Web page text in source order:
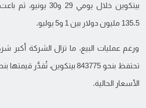
بيتكوين خلال يومي 29
135.5 مليون دولار بين 1 و5 يوليو.
ورغم عمليات البيع، ما تزال الشركة أكبر
الأسعار الحالية.